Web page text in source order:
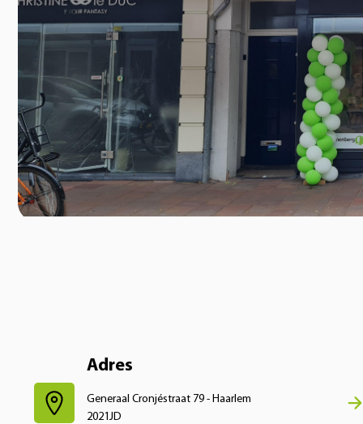
Adres
Generaal Cronjéstraat 79 - Haarlem
2021JD